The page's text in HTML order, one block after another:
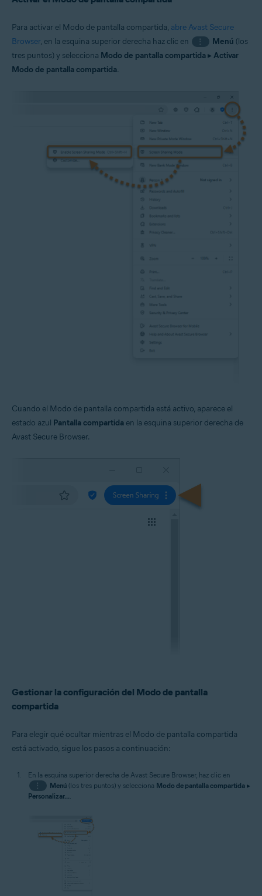
Para activar el Modo de pantalla compartida, abre Avast Secure
Browser, en la esquina superior derecha haz clic en ⋮ Menú (los
tres puntos) y selecciona Modo de pantalla compartida▸Activar
Modo de pantalla compartida.
Cuando el Modo de pantalla compartida está activo, aparece el
estado azul Pantalla compartida en la esquina superior derecha de
Avast Secure Browser.
Gestionar la configuración del Modo de pantalla
compartida
Para elegir qué ocultar mientras el Modo de pantalla compartida
está activado, sigue los pasos a continuación:
En la esquina superior derecha de Avast Secure Browser, haz clic en
⋮
Menú(los tres puntos) y selecciona Modo de pantalla compartida▸
Personalizar...